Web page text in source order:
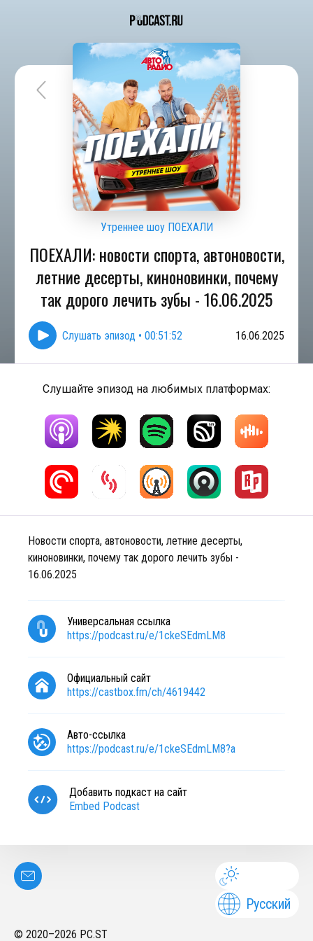
Утреннее шоу ПОЕХАЛИ
ПОЕХАЛИ: новости спорта, автоновости,
летние десерты, киноновинки, почему
так дорого лечить зубы - 16.06.2025
Слушать эпизод • 00:51:52 16.06.2025
Слушайте эпизод на любимых платформах:
Новости спорта, автоновости, летние десерты,
киноновинки, почему так дорого лечить зубы -
16.06.2025
Универсальная ссылка
https://podcast.ru/e/1ckeSEdmLM8
Официальный сайт
https://castbox.fm/ch/4619442
Авто-ссылка
https://podcast.ru/e/1ckeSEdmLM8?a
Добавить подкаст на сайт
Embed Podcast
Русский
© 2020–2026 PC.ST